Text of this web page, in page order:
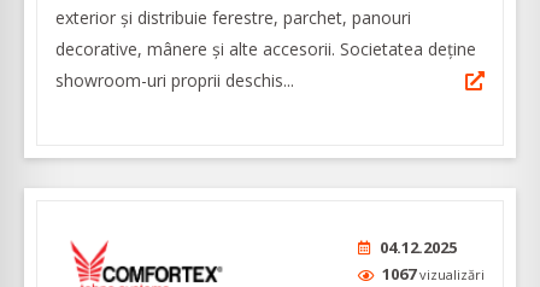
exterior și distribuie ferestre, parchet, panouri
decorative, mânere și alte accesorii. Societatea deține
showroom-uri proprii deschis...
04.12.2025
1067vizualizări